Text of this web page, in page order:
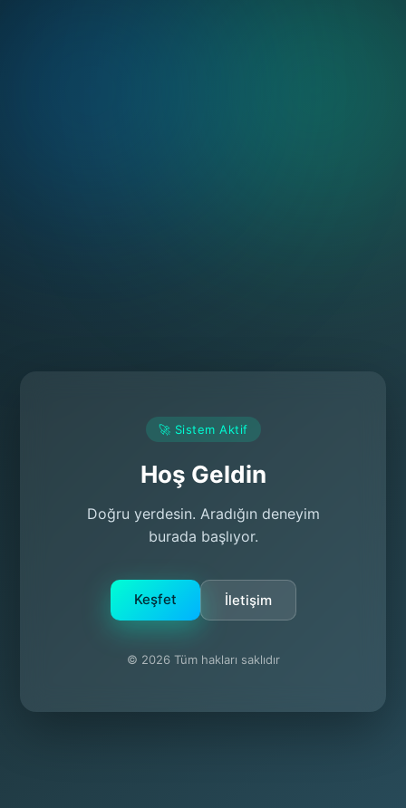
🚀 Sistem Aktif
Hoş Geldin
Doğru yerdesin. Aradığın deneyim
burada başlıyor.
Keşfet İletişim
© 2026 Tüm hakları saklıdır